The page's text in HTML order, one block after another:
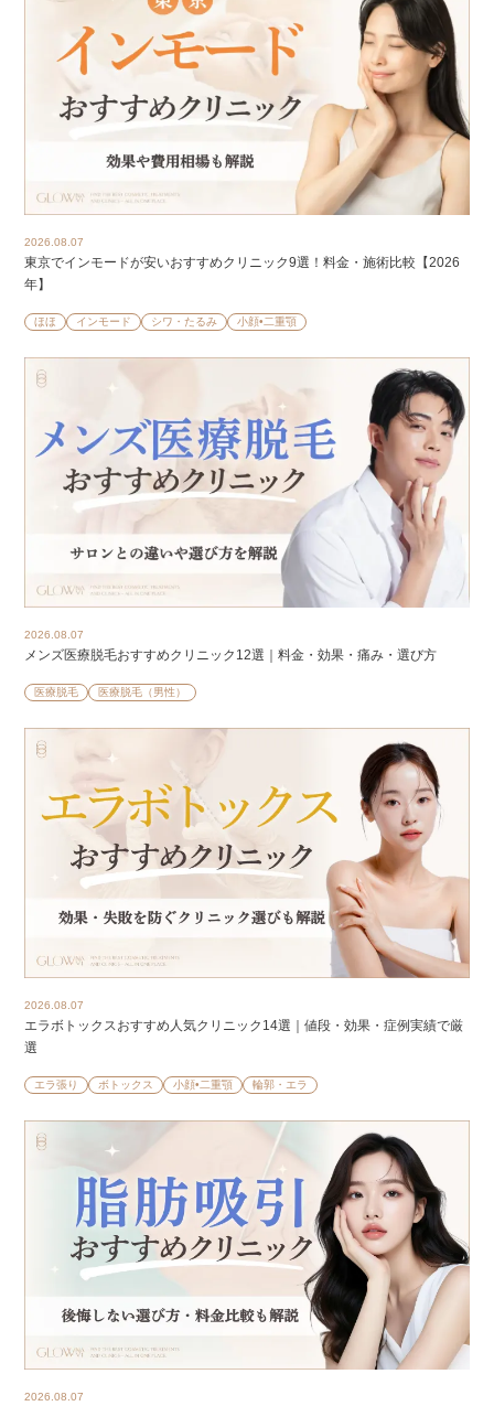
2026.08.07
東京でインモードが安いおすすめクリニック9選！料金・施術比較【2026
年】
ほほ インモード シワ・たるみ 小顔•二重顎
2026.08.07
メンズ医療脱毛おすすめクリニック12選｜料金・効果・痛み・選び方
医療脱毛 医療脱毛（男性）
2026.08.07
エラボトックスおすすめ人気クリニック14選｜値段・効果・症例実績で厳
選
エラ張り ボトックス 小顔•二重顎 輪郭・エラ
2026.08.07